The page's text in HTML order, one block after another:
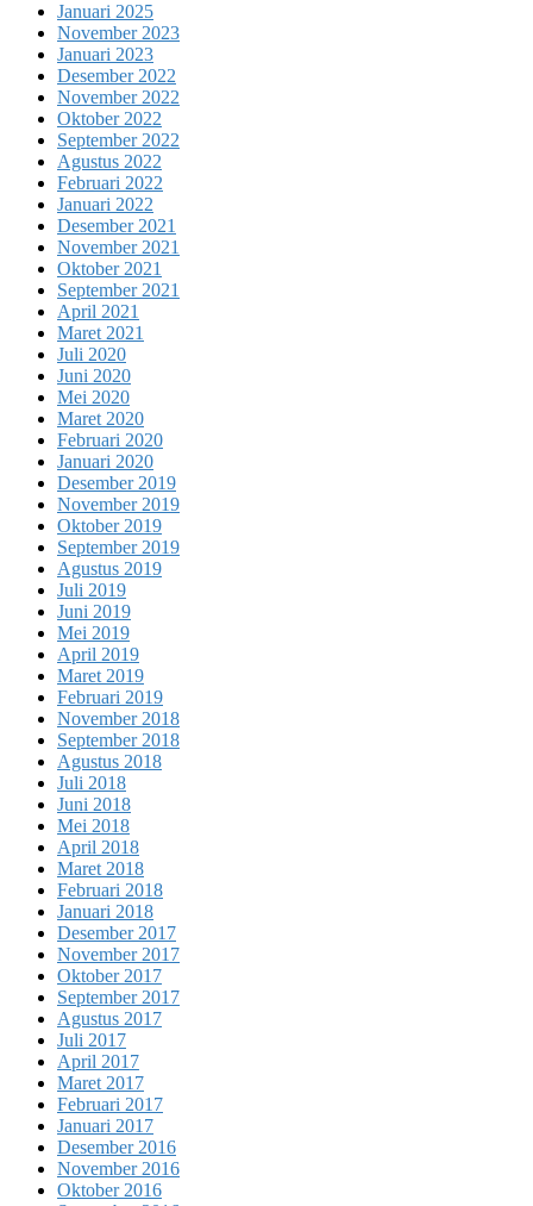
Januari 2025
November 2023
Januari 2023
Desember 2022
November 2022
Oktober 2022
September 2022
Agustus 2022
Februari 2022
Januari 2022
Desember 2021
November 2021
Oktober 2021
September 2021
April 2021
Maret 2021
Juli 2020
Juni 2020
Mei 2020
Maret 2020
Februari 2020
Januari 2020
Desember 2019
November 2019
Oktober 2019
September 2019
Agustus 2019
Juli 2019
Juni 2019
Mei 2019
April 2019
Maret 2019
Februari 2019
November 2018
September 2018
Agustus 2018
Juli 2018
Juni 2018
Mei 2018
April 2018
Maret 2018
Februari 2018
Januari 2018
Desember 2017
November 2017
Oktober 2017
September 2017
Agustus 2017
Juli 2017
April 2017
Maret 2017
Februari 2017
Januari 2017
Desember 2016
November 2016
Oktober 2016